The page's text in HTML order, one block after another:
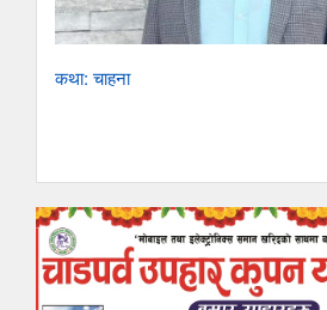
कथा: चाहना